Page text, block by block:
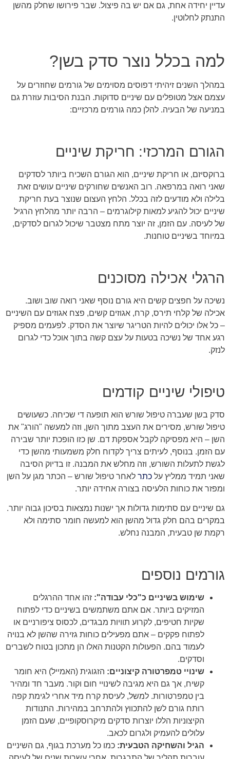
עדיין יחידה אחת, גם אם יש בה פיצול. שבר פירושו שחלק מהשן
התנתק לחלוטין.
למה בכלל נוצר סדק בשן?
במהלך השנים זיהיתי דפוסים מסוימים של גורמים שחוזרים על
עצמם אצל מטופלים עם שיניים סדוקות. הבנת הסיבות עוזרת גם
במניעה של הבעיה. להלן כמה גורמים מרכזיים:
הגורם המרכזי: חריקת שיניים
ברוקסיזם, או חריקת שיניים, הוא הגורם השכיח ביותר לסדקים
שאני רואה במרפאה. רוב האנשים שחורקים שיניים עושים זאת
בלילה ולא מודעים לזה בכלל. הלחץ העצום שנוצר בעת חריקת
שיניים יכול להגיע למאות קילוגרמים – הרבה יותר מהלחץ הרגיל
של לעיסה. עם הזמן, זה יוצר מתח מצטבר שיכול לגרום לסדקים,
במיוחד בשיניים טוחנות.
הרגלי אכילה מסוכנים
נשיכה על חפצים קשים היא גורם נוסף שאני רואה שוב ושוב.
אכילה של קלחי תירס, קרח, אגוזים קשים, פצח אגוזים עם השיניים
– כל אלו יכולים להיות הטריגר שיוצר את הסדק. לפעמים מספיק
רגע אחד של נשיכה בטעות על עצם קשה בתוך אוכל כדי לגרום
לנזק.
טיפולי שיניים קודמים
סדק בשן שעברה טיפול שורש הוא תופעה די שכיחה. כשעושים
טיפול שורש, מסירים את העצב מתוך השן, וזה למעשה "הורג" את
השן – היא מפסיקה לקבל אספקת דם. שן כזו הופכת יותר שבירה
עם הזמן. בנוסף, לעיתים צריך לקדוח חלק משמעותי מהשן כדי
לגשת לתעלות השורש, וזה מחלש את המבנה. זו בדיוק הסיבה
שאני תמיד ממליץ על כתר לאחר טיפול שורש – הכתר מגן על השן
ומפזר את כוחות הלעיסה בצורה אחידה יותר.
גם שיניים עם סתימות גדולות אך ישנות נמצאות בסיכון גבוה יותר.
במקרים בהם חלק גדול מהשן הוא למעשה חומר סתימה ולא
רקמת שן טבעית, המבנה נחלש.
גורמים נוספים
שימוש בשיניים כ"כלי עבודה": זהו אחד ההרגלים
המזיקים ביותר. אם אתם משתמשים בשיניים כדי לפתוח
שקיות חטיפים, לקרוע תוויות מבגדים, לכסוס ציפורניים או
לפתוח פקקים – אתם מפעילים כוחות גזירה שהשן לא בנויה
לעמוד בהם. הפעולות הקטנות האלו הן מתכון בטוח לשברים
וסדקים.
שינויי טמפרטורה קיצוניים: הזגוגית (האמייל) היא חומר
קשיח, אך גם היא מגיבה לשינויי חום וקור. מעבר חד ומהיר
בין טמפרטורות. למשל, לעיסת קרח מיד אחרי לגימת קפה
רותח גורם לשן להתכווץ ולהתרחב במהירות. התנודות
הקיצוניות הללו יוצרות סדקים מיקרוסקופיים, שעם הזמן
עלולים להעמיק ולגרום לכאב.
הגיל והשחיקה הטבעית: כמו כל מערכת בגוף, גם השיניים